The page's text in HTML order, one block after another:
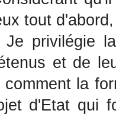
tout
privilégie
et de
la
d'Etat qui